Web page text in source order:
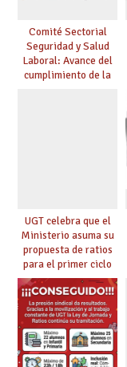
Comité Sectorial
Seguridad y Salud
Laboral: Avance del
cumplimiento de la
UGT celebra que el
Ministerio asuma su
propuesta de ratios
para el primer ciclo
de Infantil y pide
extender la misma
ambición al resto de
etapas